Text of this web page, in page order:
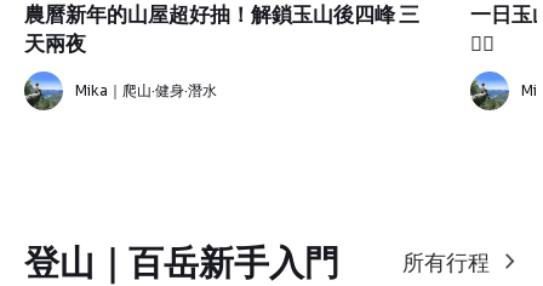
農曆新年的山屋超好抽！解鎖玉山後四峰 三
天兩夜
Mika｜爬山·健身·潛水
一日玉山主
✌🏻
登山｜百岳新手入門 所有行程